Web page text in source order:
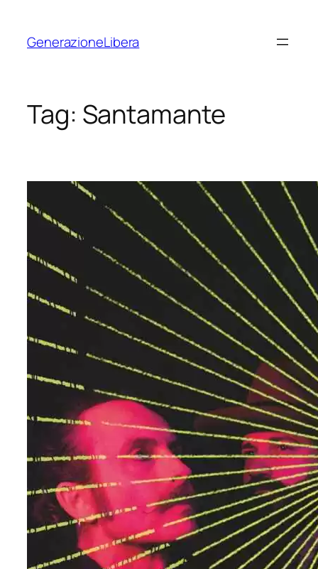
contenuto
GenerazioneLibera
Tag: Santamante